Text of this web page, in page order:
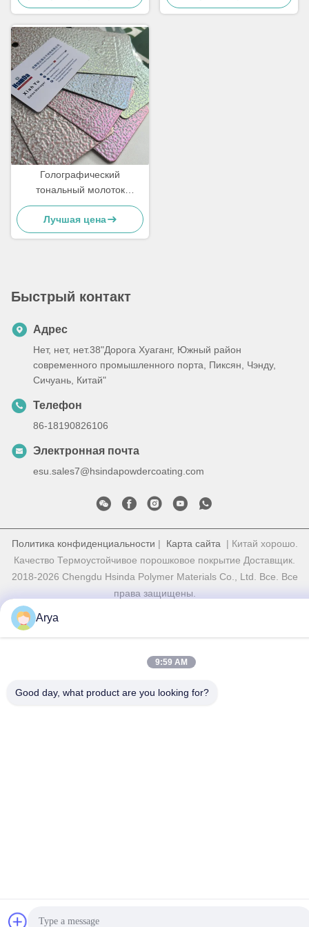
и 1000-часовым
влагостойкостью
удельной тяжести 1,2-1,7 г
Голографический
тональный молоток
Ириденциальный цвет
сменяющий цвет Цветная
вена Жемчужное
Лучшая цена
Быстрый контакт
Адрес
Нет, нет, нет.38"Дорога Хуаганг, Южный район
современного промышленного порта, Пиксян, Чэнду,
Сичуань, Китай"
Телефон
86-18190826106
Электронная почта
esu.sales7@hsindapowdercoating.com
Политика конфиденциальности | Карта сайта | Китай хорошо.
Качество Термоустойчивое порошковое покрытие Доставщик.
2018-2026 Chengdu Hsinda Polymer Materials Co., Ltd. Все. Все
права защищены.
Arya
9:59 AM
Good day, what product are you looking for?